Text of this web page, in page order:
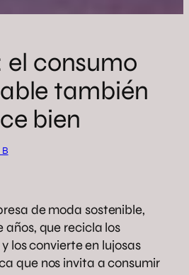
el consumo
también
bien
de moda sostenible,
que recicla los
los convierte en lujosas
que nos invita a consumir